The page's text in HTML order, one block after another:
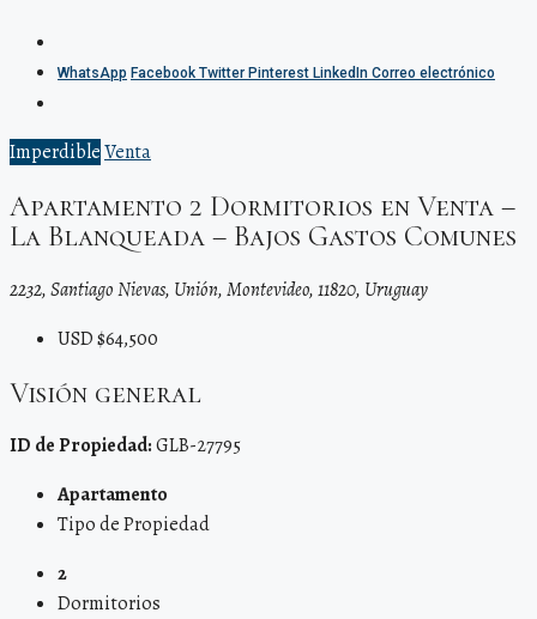
WhatsApp Facebook Twitter Pinterest LinkedIn Correo electrónico
ImperdibleVenta
Apartamento 2 Dormitorios en Venta –
La Blanqueada – Bajos Gastos Comunes
2232, Santiago Nievas, Unión, Montevideo, 11820, Uruguay
USD $64,500
Visión general
ID de Propiedad:GLB-27795
Apartamento
Tipo de Propiedad
2
Dormitorios